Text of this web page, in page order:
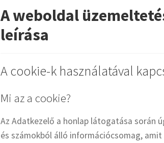
A weboldal
leírása
A cookie-k használatával
Mi az a cookie?
Az Adatkezelő a honlap látogatása során
és számokból álló információcsomag,